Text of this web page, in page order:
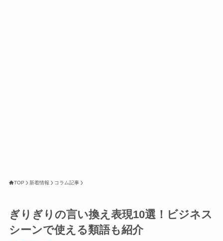
TOP 新着情報 コラム記事
ぎりぎりの言い換え表現10選！ビジネス
シーンで使える類語も紹介